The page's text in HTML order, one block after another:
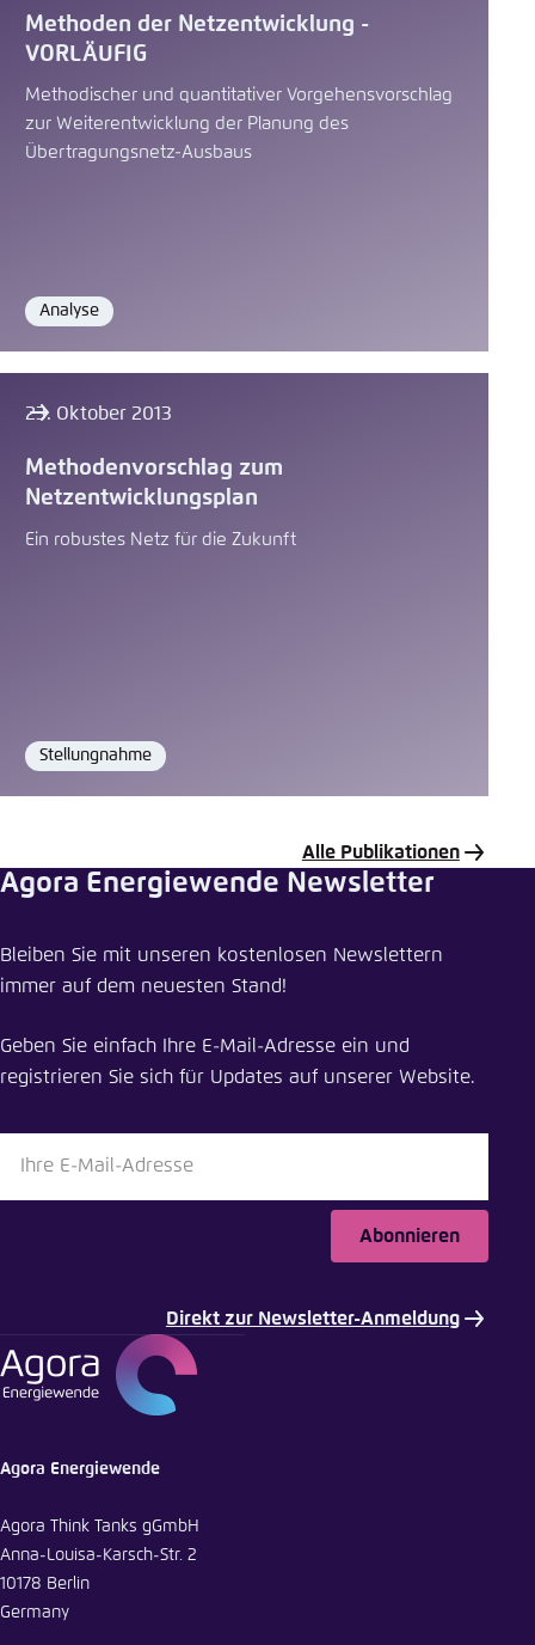
Methoden der Netzentwicklung -
VORLÄUFIG
Methodischer und quantitativer Vorgehensvorschlag
zur Weiterentwicklung der Planung des
Übertragungsnetz-Ausbaus
Format
Analyse
23. Oktober 2013
Methodenvorschlag zum
Netzentwicklungsplan
Ein robustes Netz für die Zukunft
Format
Stellungnahme
Alle Publikationen
Ein robustes Stromnetz für die Zukunft
LinkedIn
Bluesky
In die Zwischenablage kopieren
Agora Energiewende Newsletter
Bleiben Sie mit unseren kostenlosen Newslettern
immer auf dem neuesten Stand!
Geben Sie einfach Ihre E-Mail-Adresse ein und
registrieren Sie sich für Updates auf unserer Website.
Abonnieren
Direkt zur Newsletter-Anmeldung
Agora Energiewende
Agora Think Tanks gGmbH
Anna-Louisa-Karsch-Str. 2
10178 Berlin
Germany